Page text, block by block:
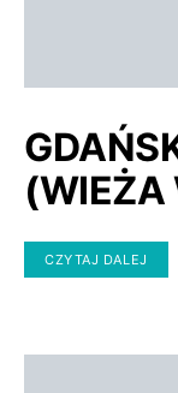
(WIEŻA
CZYTAJ DALEJ